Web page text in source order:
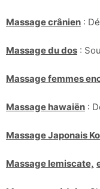
Massage crânien :
Massage du dos :
Massage femmes
Massage hawaiën :
Massage Japonais
Massage lemiscate,